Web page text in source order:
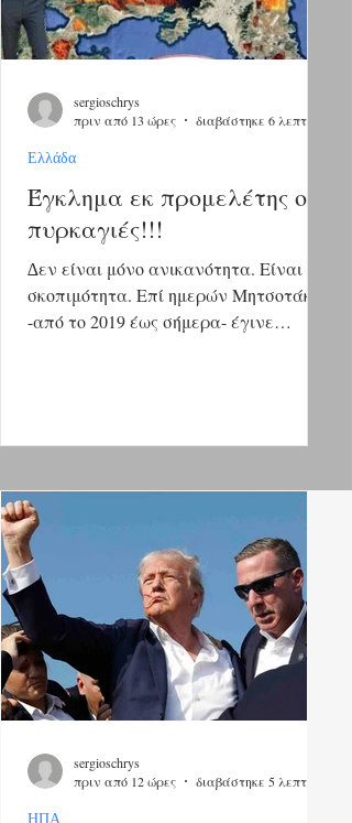
Έγκλημα εκ προμελέτης οι
πυρκαγιές!!!
∆εν είναι μόνο ανικανότητα. Είναι και
σκοπιμότητα. Επί ημερών Μητσοτάκη
-από το 2019 έως σήμερα- έγινε
χρόνο, με τους συνολικούς αριθμούς
κάθε καλοκαίρι γίνεται και πιο μαύρη.
Ο χάρτης της καμένης Αττικής
προκαλεί κατάθλιψη. Τα δάση στον
νομό αντιστοιχούν σε 1.230.000
στρέμματα. Από το 2019-2026, δηλαδή
επί της
Ελλάδα
sergioschrys
πριν από 13 ώρες
διαβάστηκε 6 λεπτά
ΗΠΑ
sergioschrys
πριν από 12 ώρες
διαβάστηκε 5 λεπτά